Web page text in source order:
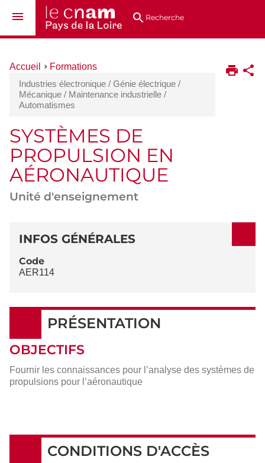
au
directsRecherche
Vous
ici :
Accueil
Formations
Industries électronique / Génie électrique /
Mécanique / Maintenance industrielle /
Automatismes
SYSTÈMES DE
PROPULSION EN
AÉRONAUTIQUE
Unité d'enseignement
DÉTAILS
INFOS GÉNÉRALES
Code
AER114
PRÉSENTATION
OBJECTIFS
Fournir les connaissances pour l’analyse des systèmes de
propulsions pour l’aéronautique
CONDITIONS D'ACCÈS